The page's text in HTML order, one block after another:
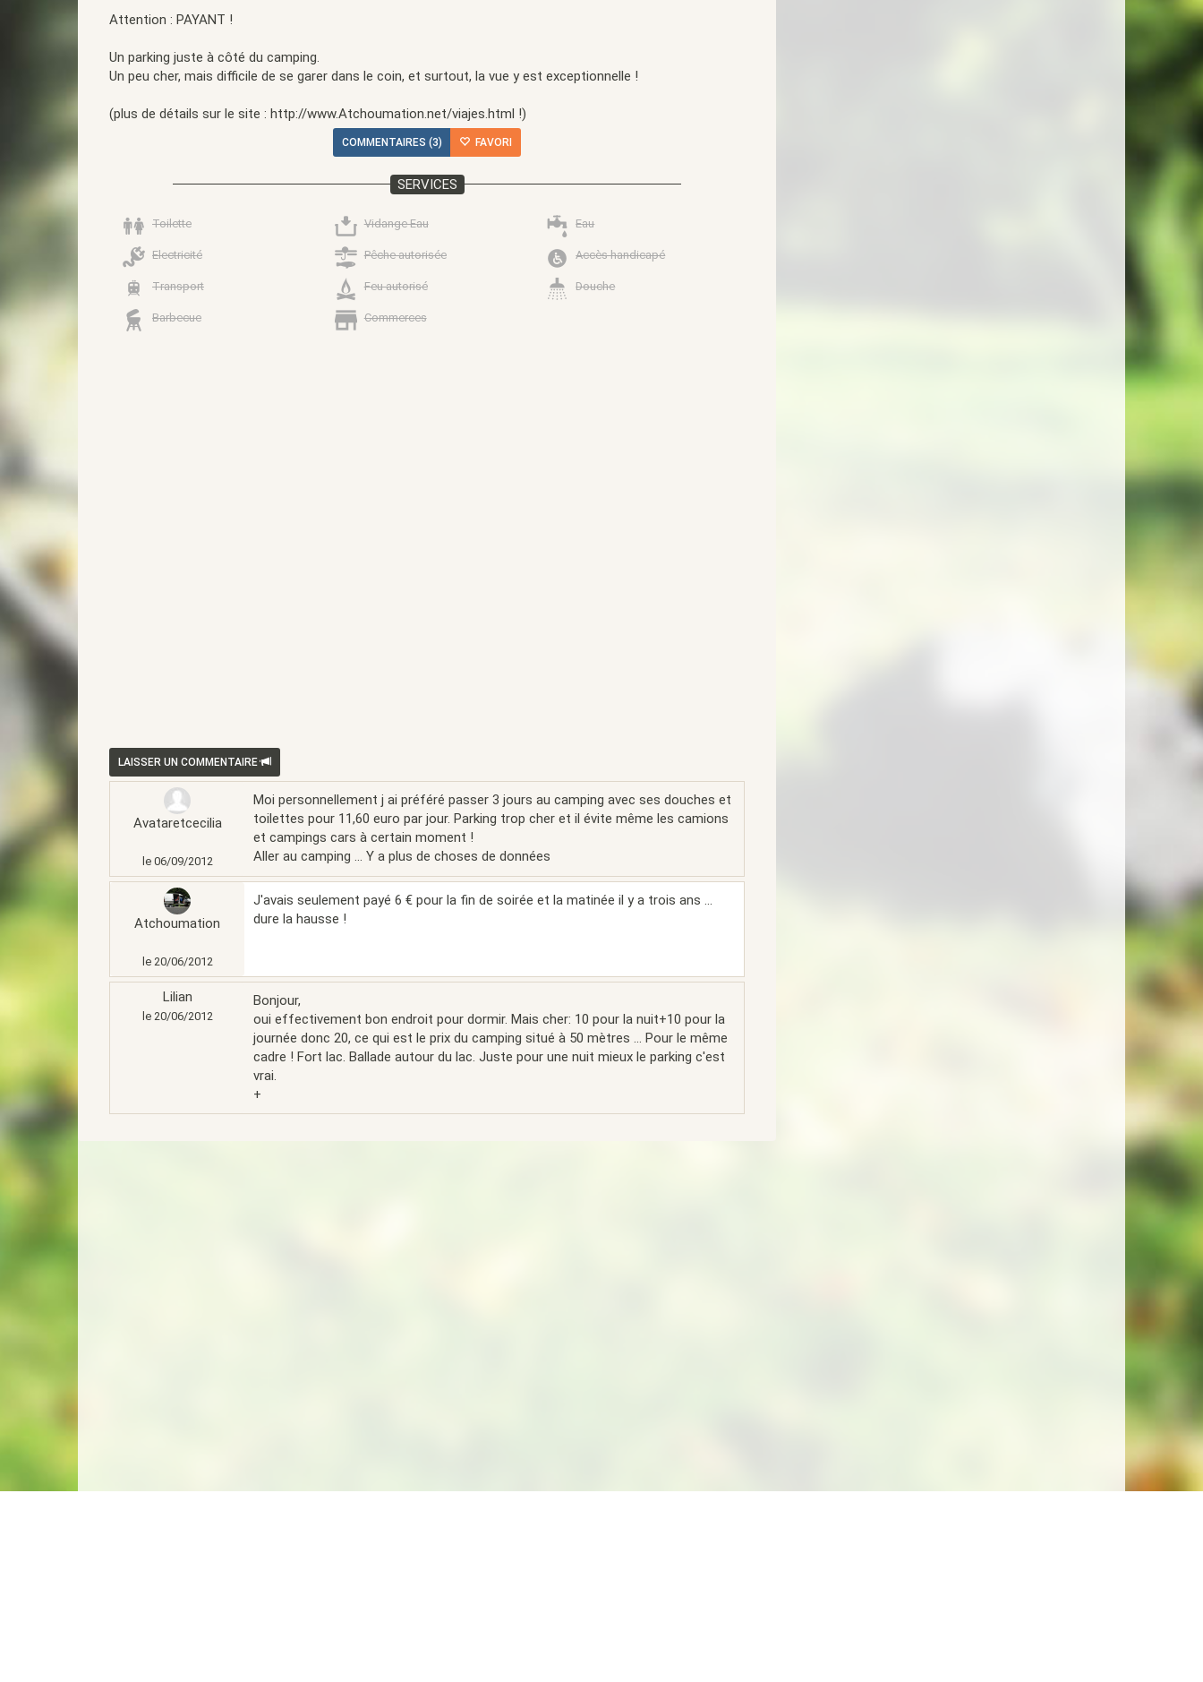
Attention : PAYANT !
Un parking juste à côté du camping.
Un peu cher, mais difficile de se garer dans le coin, et surtout, la vue y est exceptionnelle !
(plus de détails sur le site : http://www.Atchoumation.net/viajes.html !)
COMMENTAIRES (3) FAVORI
SERVICES
Toilette Vidange Eau Eau
Electricité Pêche autorisée Accès handicapé
Transport Feu autorisé Douche
Barbecue Commerces
LAISSER UN COMMENTAIRE
Avataretcecilia
le 06/09/2012
Moi personnellement j ai préféré passer 3 jours au camping avec ses douches et
toilettes pour 11,60 euro par jour. Parking trop cher et il évite même les camions
et campings cars à certain moment !
Aller au camping ... Y a plus de choses de données
Atchoumation
le 20/06/2012
J'avais seulement payé 6 € pour la fin de soirée et la matinée il y a trois ans ...
dure la hausse !
Lilian
le 20/06/2012
Bonjour,
oui effectivement bon endroit pour dormir. Mais cher: 10 pour la nuit+10 pour la
journée donc 20, ce qui est le prix du camping situé à 50 mètres ... Pour le même
cadre ! Fort lac. Ballade autour du lac. Juste pour une nuit mieux le parking c'est
vrai.
+